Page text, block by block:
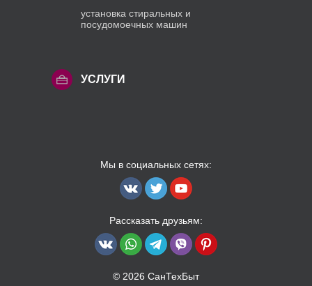
установка стиральных и
посудомоечных машин
УСЛУГИ
Мы в социальных сетях:
Рассказать друзьям:
© 2026 СанТехБыт